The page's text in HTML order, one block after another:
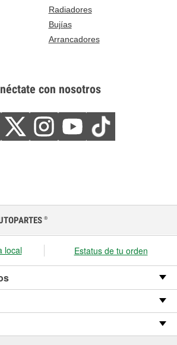
Radiadores
Bujías
Arrancadores
con nosotros
®
local Estatus de tu orden